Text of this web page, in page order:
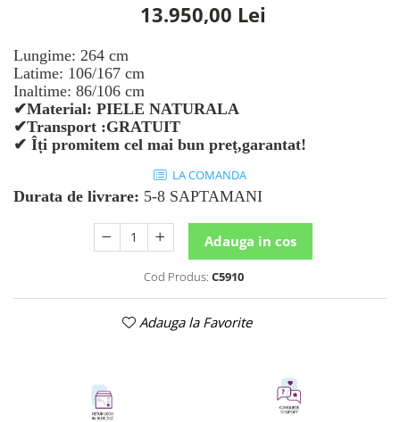
13.950,00 Lei
Lungime: 264 cm
Latime: 106/167 cm
Inaltime: 86/106 cm
✔Material: PIELE NATURALA
✔Transport :GRATUIT
✔ Îți promitem cel mai bun preț,garantat!
LA COMANDA
Durata de livrare: 5-8 SAPTAMANI
Adauga in cos
Cod Produs: C5910
Adauga la Favorite